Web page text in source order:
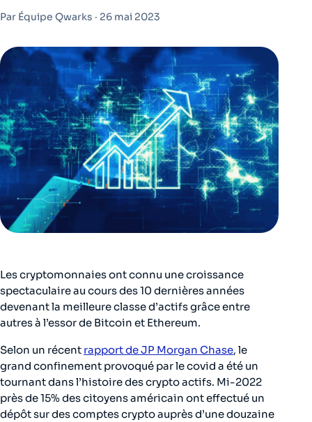
Par Équipe Qwarks · 26 mai 2023
Les cryptomonnaies ont connu une croissance
spectaculaire au cours des 10 dernières années
devenant la meilleure classe d’actifs grâce entre
autres à l’essor de Bitcoin et Ethereum.
Selon un récent rapport de JP Morgan Chase, le
grand confinement provoqué par le covid a été un
tournant dans l’histoire des crypto actifs. Mi-2022
près de 15% des citoyens américain ont effectué un
dépôt sur des comptes crypto auprès d’une douzaine